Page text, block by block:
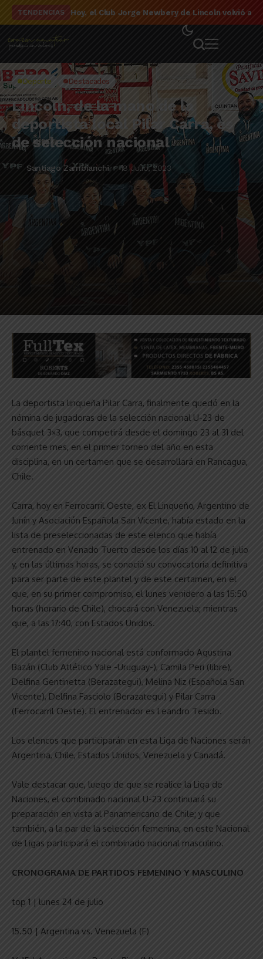
TENDENCIAS El detalle de la campaña de El Linqueño en el
Deporte Destacados
Lincoln, de la mano de la
deportista local Pilar Carra, es
de selección nacional
Santiago Zambianchi 18 Julio, 2023
La deportista linqueña Pilar Carra, finalmente quedó en la
nómina de jugadoras de la selección nacional U-23 de
básquet 3×3, que competirá desde el domingo 23 al 31 del
corriente mes, en el primer torneo del año en esta
disciplina, en un certamen que se desarrollará en Rancagua,
Chile.
Carra, hoy en Ferrocarril Oeste, ex El Linqueño, Argentino de
Junín y Asociación Española San Vicente, había estado en la
lista de preseleccionadas de este elenco que había
entrenado en Venado Tuerto desde los días 10 al 12 de julio
y, en las últimas horas, se conoció su convocatoria definitiva
para ser parte de este plantel y de este certamen, en el
que, en su primer compromiso, el lunes venidero a las 15:50
horas (horario de Chile), chocará con Venezuela; mientras
que, a las 17:40, con Estados Unidos.
El plantel femenino nacional está conformado Agustina
Bazán (Club Atlético Yale -Uruguay-), Camila Peri (libre),
Delfina Gentinetta (Berazategui), Melina Niz (Española San
Vicente), Delfina Fasciolo (Berazategui) y Pilar Carra
(Ferrocarril Oeste). El entrenador es Leandro Tesido.
Los elencos que participarán en esta Liga de Naciones serán
Argentina, Chile, Estados Unidos, Venezuela y Canadá.
Vale destacar que, luego de que se realice la Liga de
Naciones, el combinado nacional U-23 continuará su
preparación en vista al Panamericano de Chile; y que
también, a la par de la selección femenina, en este Nacional
de Ligas participará el combinado nacional masculino.
CRONOGRAMA DE PARTIDOS FEMENINO Y MASCULINO
top 1 | lunes 24 de julio
15.50 | Argentina vs. Venezuela (F)